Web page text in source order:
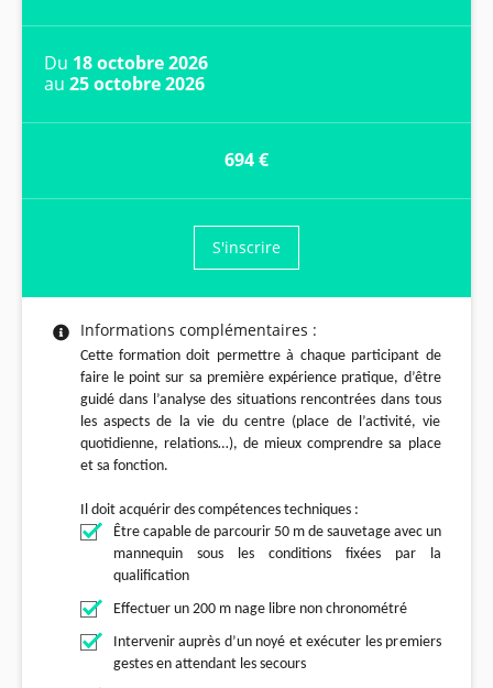
Du 18 octobre 2026
au 25 octobre 2026
694 €
S'inscrire
Informations complémentaires :
Cette formation doit permettre à chaque participant de
faire le point sur sa première expérience pratique, d’être
guidé dans l’analyse des situations rencontrées dans tous
les aspects de la vie du centre (place de l’activité, vie
quotidienne, relations…), de mieux comprendre sa place
et sa fonction.
Il doit acquérir des compétences techniques :
Être capable de parcourir 50 m de sauvetage avec un
mannequin sous les conditions fixées par la
qualification
Effectuer un 200 m nage libre non chronométré
Intervenir auprès d’un noyé et exécuter les premiers
gestes en attendant les secours